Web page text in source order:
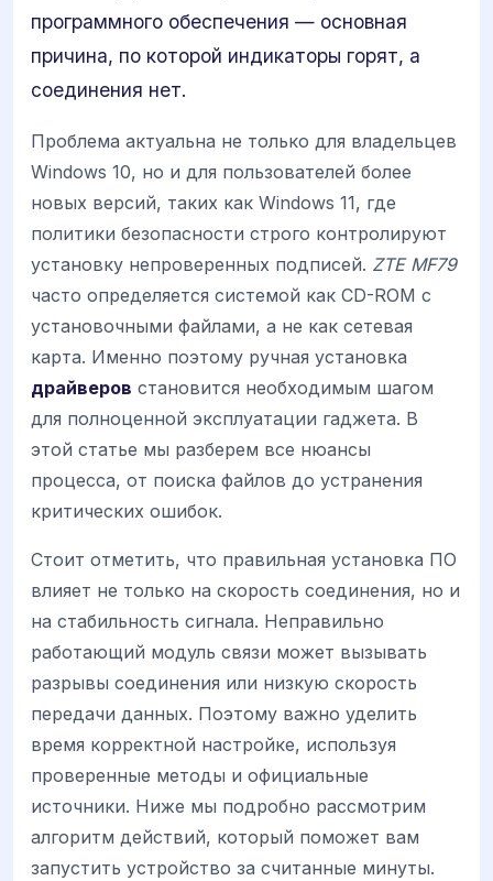
программного обеспечения — основная
причина, по которой индикаторы горят, а
соединения нет.
Проблема актуальна не только для владельцев
Windows 10, но и для пользователей более
новых версий, таких как Windows 11, где
политики безопасности строго контролируют
установку непроверенных подписей. ZTE MF79
часто определяется системой как CD-ROM с
установочными файлами, а не как сетевая
карта. Именно поэтому ручная установка
драйверов становится необходимым шагом
для полноценной эксплуатации гаджета. В
этой статье мы разберем все нюансы
процесса, от поиска файлов до устранения
критических ошибок.
Стоит отметить, что правильная установка ПО
влияет не только на скорость соединения, но и
на стабильность сигнала. Неправильно
работающий модуль связи может вызывать
разрывы соединения или низкую скорость
передачи данных. Поэтому важно уделить
время корректной настройке, используя
проверенные методы и официальные
источники. Ниже мы подробно рассмотрим
алгоритм действий, который поможет вам
запустить устройство за считанные минуты.